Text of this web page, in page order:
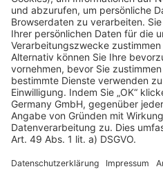
Schwimmteich statt Pool
Gartenweg gestalten
Zaunarten entdecken
Zaunpfosten setzen
Naturgarten gestalten